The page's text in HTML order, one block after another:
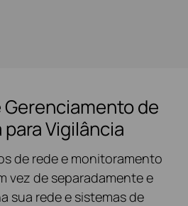
de
Vigilância
de rede e monitoramento
vez de separadamente e
sua rede e sistemas de